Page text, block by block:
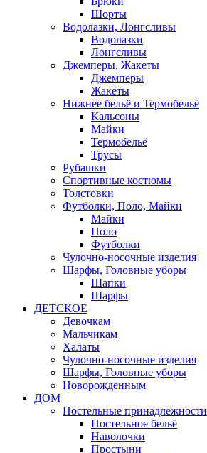
Шорты
Водолазки, Лонгсливы
Водолазки
Лонгсливы
Джемперы, Жакеты
Джемперы
Жакеты
Нижнее бельё и Термобельё
Кальсоны
Майки
Термобельё
Трусы
Рубашки
Спортивные костюмы
Толстовки
Футболки, Поло, Майки
Майки
Поло
Футболки
Чулочно-носочные изделия
Шарфы, Головные уборы
Шапки
Шарфы
ДЕТСКОЕ
Девочкам
Мальчикам
Халаты
Чулочно-носочные изделия
Шарфы, Головные уборы
Новорожденным
ДОМ
Постельные принадлежности
Постельное бельё
Наволочки
Простыни